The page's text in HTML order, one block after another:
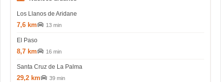
Los Llanos de Aridane
7,6 km 13 min
El Paso
8,7 km 16 min
Santa Cruz de La Palma
29,2 km 39 min